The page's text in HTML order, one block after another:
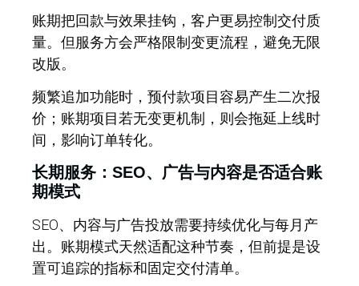
账期把回款与效果挂钩，客户更易控制交付质
量。但服务方会严格限制变更流程，避免无限
改版。
频繁追加功能时，预付款项目容易产生二次报
价；账期项目若无变更机制，则会拖延上线时
间，影响订单转化。
长期服务：SEO、广告与内容是否适合账
期模式
SEO、内容与广告投放需要持续优化与每月产
出。账期模式天然适配这种节奏，但前提是设
置可追踪的指标和固定交付清单。